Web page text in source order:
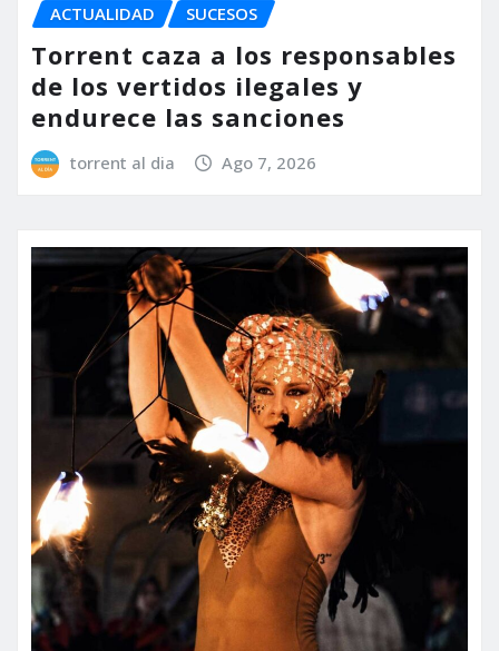
ACTUALIDAD SUCESOS
Torrent caza a los responsables
de los vertidos ilegales y
endurece las sanciones
torrent al dia Ago 7, 2026